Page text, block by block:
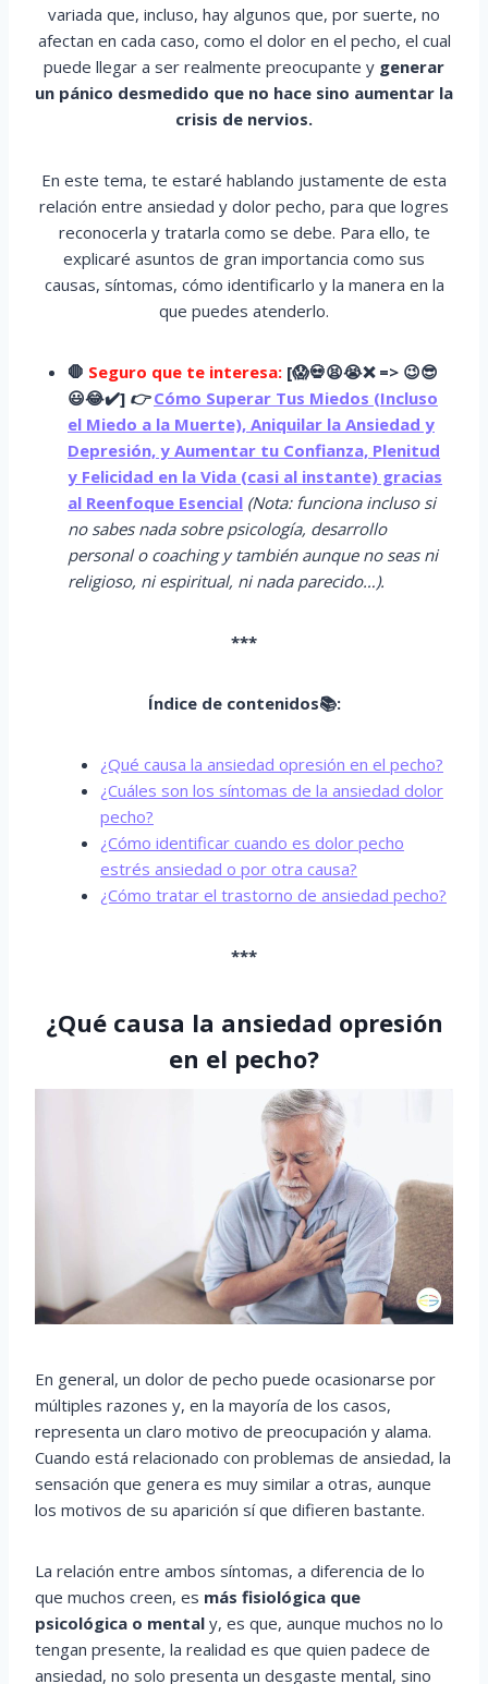
variada que, incluso, hay algunos que, por suerte, no
afectan en cada caso, como el dolor en el pecho, el cual
puede llegar a ser realmente preocupante y generar
un pánico desmedido que no hace sino aumentar la
crisis de nervios.
En este tema, te estaré hablando justamente de esta
relación entre ansiedad y dolor pecho, para que logres
reconocerla y tratarla como se debe. Para ello, te
explicaré asuntos de gran importancia como sus
causas, síntomas, cómo identificarlo y la manera en la
que puedes atenderlo.
🛑 Seguro que te interesa: [😱💀😫😭❌ => 😉😎
😃😂✔️] 👉 Cómo Superar Tus Miedos (Incluso
el Miedo a la Muerte), Aniquilar la Ansiedad y
Depresión, y Aumentar tu Confianza, Plenitud
y Felicidad en la Vida (casi al instante) gracias
al Reenfoque Esencial (Nota: funciona incluso si
no sabes nada sobre psicología, desarrollo
personal o coaching y también aunque no seas ni
religioso, ni espiritual, ni nada parecido…).
***
Índice de contenidos📚:
¿Qué causa la ansiedad opresión en el pecho?
¿Cuáles son los síntomas de la ansiedad dolor
pecho?
¿Cómo identificar cuando es dolor pecho
estrés ansiedad o por otra causa?
¿Cómo tratar el trastorno de ansiedad pecho?
***
¿Qué causa la ansiedad opresión
en el pecho?
En general, un dolor de pecho puede ocasionarse por
múltiples razones y, en la mayoría de los casos,
representa un claro motivo de preocupación y alama.
Cuando está relacionado con problemas de ansiedad, la
sensación que genera es muy similar a otras, aunque
los motivos de su aparición sí que difieren bastante.
La relación entre ambos síntomas, a diferencia de lo
que muchos creen, es más fisiológica que
psicológica o mental y, es que, aunque muchos no lo
tengan presente, la realidad es que quien padece de
ansiedad, no solo presenta un desgaste mental, sino